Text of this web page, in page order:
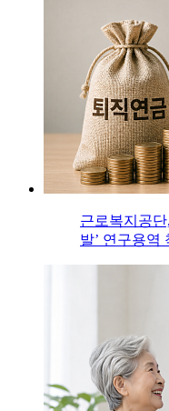
근로복지공
발’ 연구용역